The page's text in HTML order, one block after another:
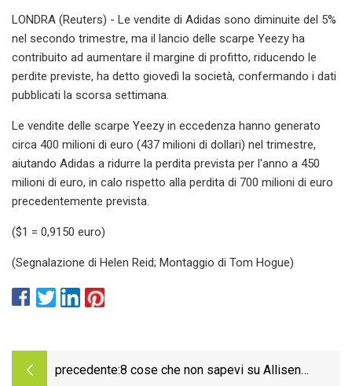
LONDRA (Reuters) - Le vendite di Adidas sono diminuite del 5%
nel secondo trimestre, ma il lancio delle scarpe Yeezy ha
contribuito ad aumentare il margine di profitto, riducendo le
perdite previste, ha detto giovedì la società, confermando i dati
pubblicati la scorsa settimana.
Le vendite delle scarpe Yeezy in eccedenza hanno generato
circa 400 milioni di euro (437 milioni di dollari) nel trimestre,
aiutando Adidas a ridurre la perdita prevista per l'anno a 450
milioni di euro, in calo rispetto alla perdita di 700 milioni di euro
precedentemente prevista.
($1 = 0,9150 euro)
(Segnalazione di Helen Reid; Montaggio di Tom Hogue)
precedente:8 cose che non sapevi su Allisen